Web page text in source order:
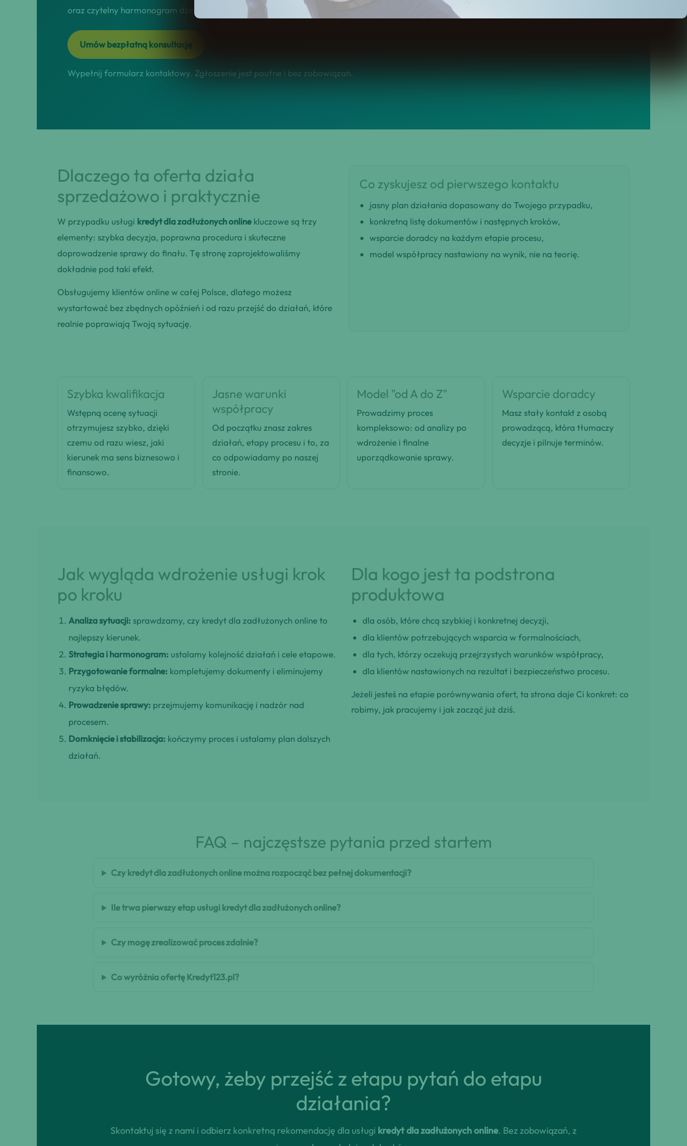
oraz czytelny harmonogram działań online w całej Polsce.
Umów bezpłatną konsultację
Wypełnij formularz kontaktowy. Zgłoszenie jest poufne i bez zobowiązań.
Dlaczego ta oferta działa
sprzedażowo i praktycznie
W przypadku usługi kredyt dla zadłużonych onlinekluczowe są trzy
elementy: szybka decyzja, poprawna procedura i skuteczne
doprowadzenie sprawy do finału. Tę stronę zaprojektowaliśmy
dokładnie pod taki efekt.
Obsługujemy klientów online w całej Polsce, dlatego możesz
wystartować bez zbędnych opóźnień i od razu przejść do działań, które
realnie poprawiają Twoją sytuację.
Co zyskujesz od pierwszego kontaktu
jasny plan działania dopasowany do Twojego przypadku,
konkretną listę dokumentów i następnych kroków,
wsparcie doradcy na każdym etapie procesu,
model współpracy nastawiony na wynik, nie na teorię.
Szybka kwalifikacja
Wstępną ocenę sytuacji
otrzymujesz szybko, dzięki
czemu od razu wiesz, jaki
kierunek ma sens biznesowo i
finansowo.
Jasne warunki
współpracy
Od początku znasz zakres
działań, etapy procesu i to, za
co odpowiadamy po naszej
stronie.
Model "od A do Z"
Prowadzimy proces
kompleksowo: od analizy po
wdrożenie i finalne
uporządkowanie sprawy.
Wsparcie doradcy
Masz stały kontakt z osobą
prowadzącą, która tłumaczy
decyzje i pilnuje terminów.
Jak wygląda wdrożenie usługi krok
po kroku
Analiza sytuacji: sprawdzamy, czy kredyt dla zadłużonych online to
najlepszy kierunek.
Strategia i harmonogram: ustalamy kolejność działań i cele etapowe.
Przygotowanie formalne: kompletujemy dokumenty i eliminujemy
ryzyka błędów.
Prowadzenie sprawy: przejmujemy komunikację i nadzór nad
procesem.
Domknięcie i stabilizacja: kończymy proces i ustalamy plan dalszych
działań.
Dla kogo jest ta podstrona
produktowa
dla osób, które chcą szybkiej i konkretnej decyzji,
dla klientów potrzebujących wsparcia w formalnościach,
dla tych, którzy oczekują przejrzystych warunków współpracy,
dla klientów nastawionych na rezultat i bezpieczeństwo procesu.
Jeżeli jesteś na etapie porównywania ofert, ta strona daje Ci konkret: co
robimy, jak pracujemy i jak zacząć już dziś.
FAQ – najczęstsze pytania przed startem
Czy kredyt dla zadłużonych online można rozpocząć bez pełnej dokumentacji?
Ile trwa pierwszy etap usługi kredyt dla zadłużonych online?
Czy mogę zrealizować proces zdalnie?
Co wyróżnia ofertę Kredyt123.pl?
Gotowy, żeby przejść z etapu pytań do etapu
działania?
Skontaktuj się z nami i odbierz konkretną rekomendację dla usługi kredyt dla zadłużonych online. Bez zobowiązań, z